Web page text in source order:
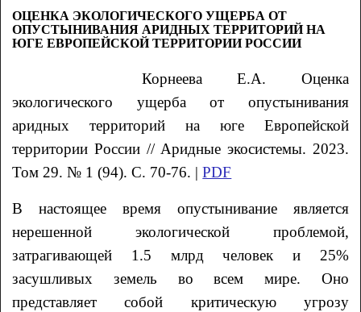
ОЦЕНКА ЭКОЛОГИЧЕСКОГО УЩЕРБА ОТ
ОПУСТЫНИВАНИЯ АРИДНЫХ ТЕРРИТОРИЙ НА
ЮГЕ ЕВРОПЕЙСКОЙ ТЕРРИТОРИИ РОССИИ
КорнееваЕ.А. Оценка
экологического ущерба от опустынивания
аридных территорий на юге Европейской
территории России // Аридные экосистемы. 2023.
Том 29. № 1 (94). С. 70-76. |PDF
В настоящее время опустынивание является
нерешенной экологической проблемой,
затрагивающей 1.5 млрд человек и 25%
засушливых земель во всем мире. Оно
представляет собой критическую угрозу